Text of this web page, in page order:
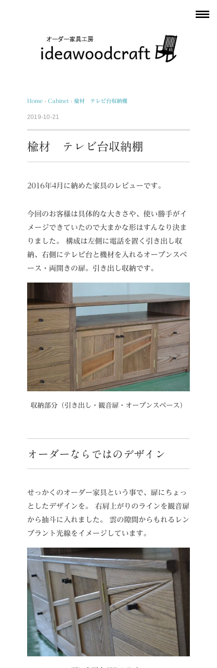
Home › Cabinet › 楡材 テレビ台収納棚
2019-10-21
楡材 テレビ台収納棚
2016年4月に納めた家具のレビューです。
今回のお客様は具体的な大きさや、使い勝手がイ
メージできていたので大まかな形はすんなり決ま
りました。
構成は左側に電話を置く引き出し収
納、右側にテレビ台と機材を入れるオープンスペ
ース・両開きの扉。引き出し収納です。
収納部分（引き出し・観音扉・オープンスペース）
オーダーならではのデザイン
せっかくのオーダー家具という事で、扉にちょっ
としたデザインを。
右肩上がりのラインを観音扉
から抽斗に入れました。
雲の隙間からもれるレン
ブラント光線をイメージしています。